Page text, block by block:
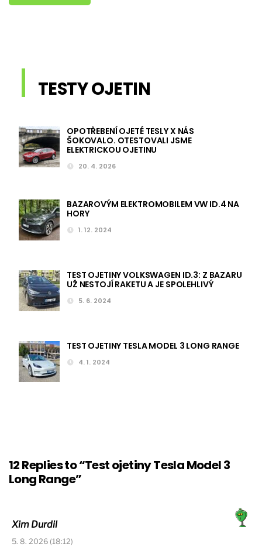
TESTY OJETIN
OPOTŘEBENÍ OJETÉ TESLY X NÁS
ŠOKOVALO. OTESTOVALI JSME
ELEKTRICKOU OJETINU
20. 4. 2026
BAZAROVÝM ELEKTROMOBILEM VW ID.4 NA
HORY
1. 12. 2024
TEST OJETINY VOLKSWAGEN ID.3: Z BAZARU
UŽ NESTOJÍ RAKETU A JE SPOLEHLIVÝ
5. 6. 2024
TEST OJETINY TESLA MODEL 3 LONG RANGE
4. 1. 2024
12 Replies to “Test ojetiny Tesla Model 3
Long Range”
Xim Durdil
5. 8. 2026 (18:12)